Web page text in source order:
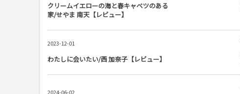
クリームイエローの海と春キャベツのある
家/せやま 南天【レビュー】
2023-12-01
わたしに会いたい/西 加奈子【レビュー】
2024-06-02